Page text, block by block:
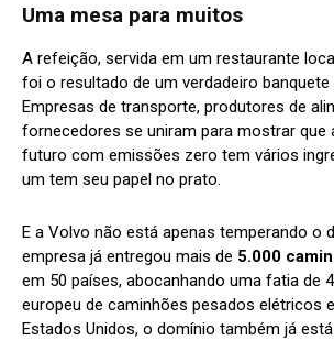
Uma mesa para muitos
A refeição, servida em um restaurante
foi o resultado de um verdadeiro
Empresas de transporte, produtores de
fornecedores se uniram para mostrar que
futuro com emissões zero tem vários
um tem seu papel no prato.
E a Volvo não está apenas temperando o
empresa já entregou mais de 5.000
em 50 países, abocanhando uma fatia de
europeu de caminhões pesados elétricos
Estados Unidos, o domínio também já